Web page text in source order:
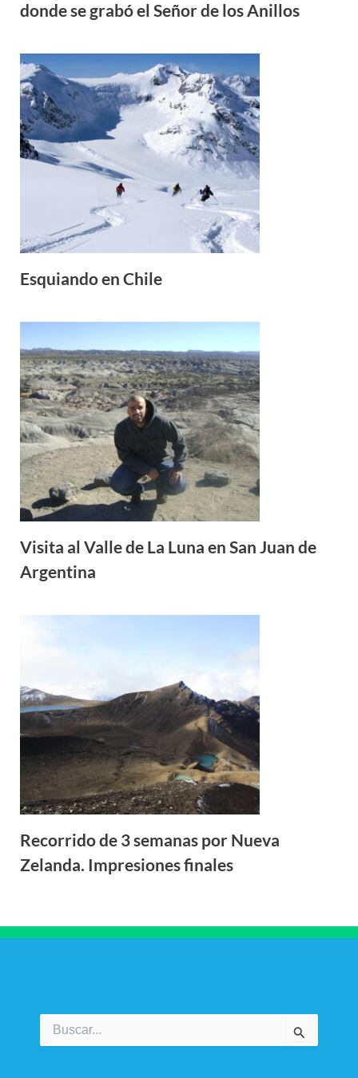
donde se grabó el Señor de los Anillos
Esquiando en Chile
Visita al Valle de La Luna en San Juan de
Argentina
Recorrido de 3 semanas por Nueva
Zelanda. Impresiones finales
Buscar
por: